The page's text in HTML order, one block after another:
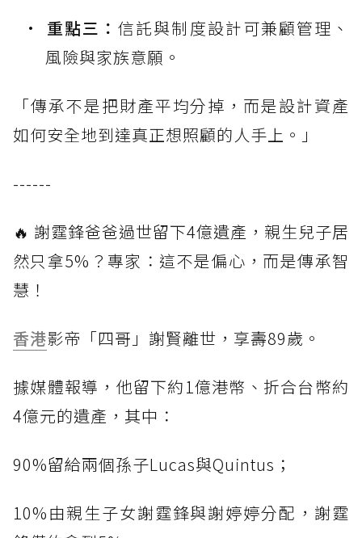
重點三：信託與制度設計可兼顧管理、
風險與家族意願。
「傳承不是把財產平均分掉，而是設計資產
如何安全地到達真正想照顧的人手上。」
------
🔥 謝霆鋒爸爸過世留下4億遺產，親生兒子居
然只拿5%？專家：這不是偏心，而是傳承智
慧！
香港影帝「四哥」謝賢離世，享壽89歲。
據媒體報導，他留下約1億港幣、折合台幣約
4億元的遺產，其中：
90%留給兩個孫子Lucas與Quintus；
10%由親生子女謝霆鋒與謝婷婷分配，謝霆